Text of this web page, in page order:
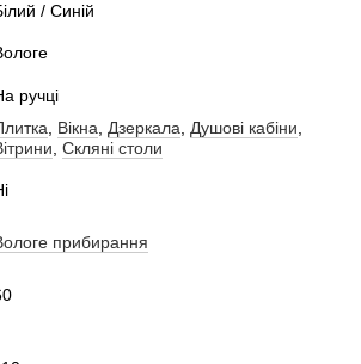
/ Синій
ручці
, Вікна, Дзеркала, Душові кабіни,
, Скляні столи
прибирання